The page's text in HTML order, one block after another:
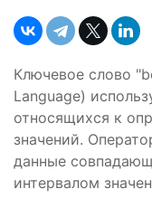
Ключевое слово
Language)
относящихся к
значений.
данные
интервалом